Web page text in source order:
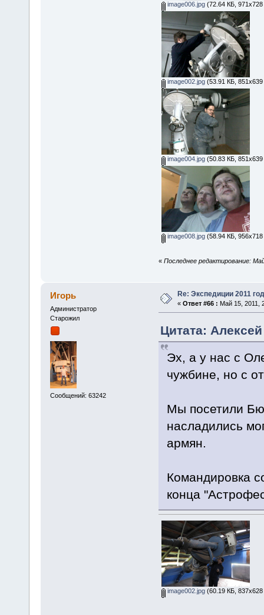
image006.jpg(72.64 КБ, 971x728
image002.jpg(53.91 КБ, 851x639
image004.jpg(50.83 КБ, 851x639
image008.jpg(58.94 КБ, 956x718
« Последнее редактирование:
Игорь
Администратор
Старожил
Сообщений: 63242
Re: Экспедиции 2011
« Ответ #66 : Май 15, 2011,
Цитата:
Эх, а у нас с
чужбине, но с
Мы посетили
насладились
армян.
Командировка
конца
image002.jpg(60.19 КБ, 837x628